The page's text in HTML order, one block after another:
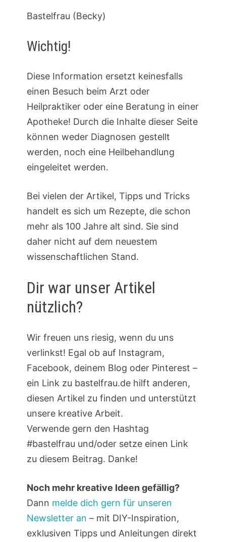
Bastelfrau (Becky)
Wichtig!
Diese Information ersetzt keinesfalls
einen Besuch beim Arzt oder
Heilpraktiker oder eine Beratung in einer
Apotheke! Durch die Inhalte dieser Seite
können weder Diagnosen gestellt
werden, noch eine Heilbehandlung
eingeleitet werden.
Bei vielen der Artikel, Tipps und Tricks
handelt es sich um Rezepte, die schon
mehr als 100 Jahre alt sind. Sie sind
daher nicht auf dem neuestem
wissenschaftlichen Stand.
Dir war unser Artikel
nützlich?
Wir freuen uns riesig, wenn du uns
verlinkst! Egal ob auf Instagram,
Facebook, deinem Blog oder Pinterest –
ein Link zu bastelfrau.de hilft anderen,
diesen Artikel zu finden und unterstützt
unsere kreative Arbeit.
Verwende gern den Hashtag
#bastelfrau und/oder setze einen Link
zu diesem Beitrag. Danke!
Noch mehr kreative Ideen gefällig?
Dann melde dich gern für unseren
Newsletter an – mit DIY-Inspiration,
exklusiven Tipps und Anleitungen direkt